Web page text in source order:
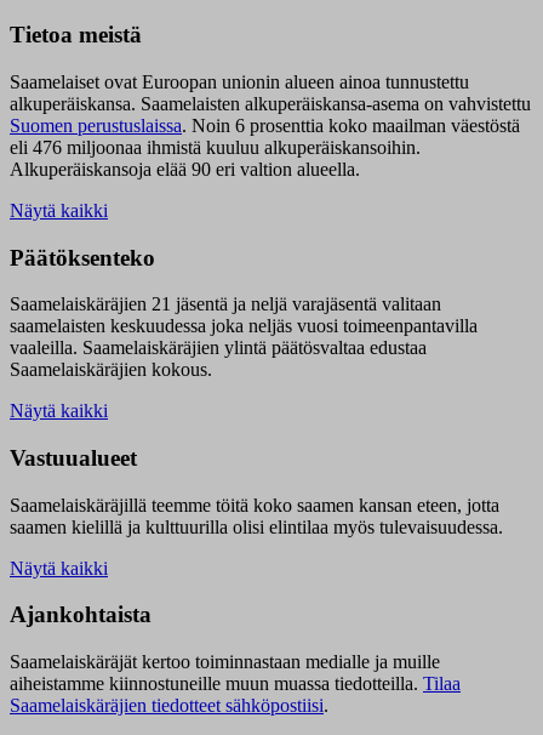
Tietoa meistä
Saamelaiset ovat Euroopan unionin alueen ainoa tunnustettu
alkuperäiskansa. Saamelaisten alkuperäiskansa-asema on vahvistettu
Suomen perustuslaissa. Noin 6 prosenttia koko maailman väestöstä
eli 476 miljoonaa ihmistä kuuluu alkuperäiskansoihin.
Alkuperäiskansoja elää 90 eri valtion alueella.
Näytä kaikki
Päätöksenteko
Saamelaiskäräjien 21 jäsentä ja neljä varajäsentä valitaan
saamelaisten keskuudessa joka neljäs vuosi toimeenpantavilla
vaaleilla. Saamelaiskäräjien ylintä päätösvaltaa edustaa
Saamelaiskäräjien kokous.
Näytä kaikki
Vastuualueet
Saamelaiskäräjillä teemme töitä koko saamen kansan eteen, jotta
saamen kielillä ja kulttuurilla olisi elintilaa myös tulevaisuudessa.
Näytä kaikki
Ajankohtaista
Saamelaiskäräjät kertoo toiminnastaan medialle ja muille
aiheistamme kiinnostuneille muun muassa tiedotteilla. Tilaa
Saamelaiskäräjien tiedotteet sähköpostiisi.